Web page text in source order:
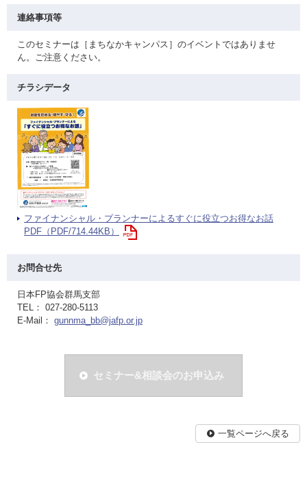
連絡事項等
このセミナーは［まちなかキャンパス］のイベントではありませ
ん。ご注意ください。
チラシデータ
ファイナンシャル・プランナーによるすぐに役立つお得なお話
PDF（PDF/714.44KB）
お問合せ先
日本FP協会群馬支部
TEL： 027-280-5113
E-Mail： gunnma_bb@jafp.or.jp
セミナー&相談会のお申込み
一覧ページへ戻る